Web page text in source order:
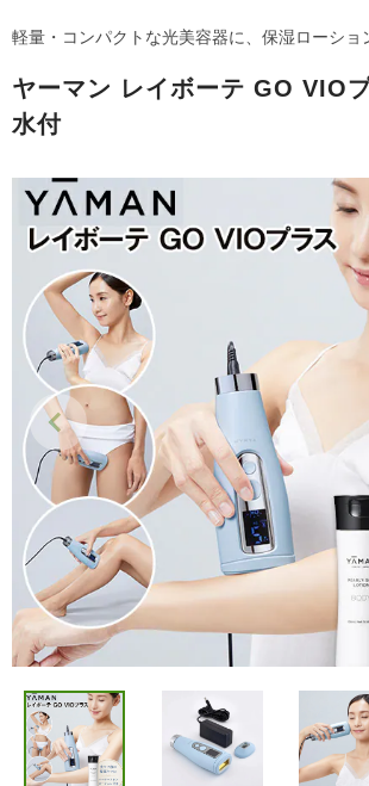
軽量・コンパクトな光美容器に、保湿ローショ
ヤーマン レイボーテ GO VIO
水付